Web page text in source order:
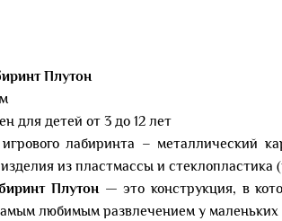
Плутон
для детей от 3 до 12 лет
лабиринта – металлический
из пластмассы и стеклопластика
Плутон— это конструкция, в
любимым развлечением у маленьких